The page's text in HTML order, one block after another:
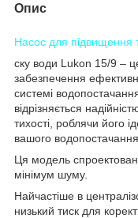
Опис
Насос для підвищення
ску води Lukon 15/9 –
забезпечення
системі
відрізняється
тихості, роблячи його
вашого водопостачання.
Ця модель
мінімум шуму.
Найчастіше в
низький тиск для